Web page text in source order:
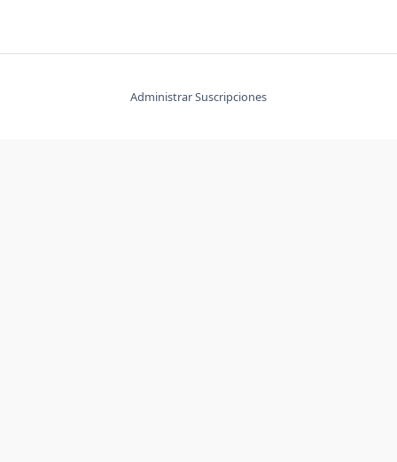
Administrar Suscripciones